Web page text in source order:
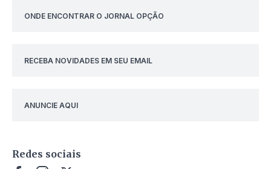
ONDE ENCONTRAR O JORNAL OPÇÃO
RECEBA NOVIDADES EM SEU EMAIL
ANUNCIE AQUI
Redes sociais